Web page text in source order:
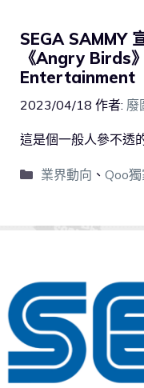
SEGA SAMMY
《Angry Birds
Entertainment
2023/04/18 作者: 廢
這是個一般人參不透
業界動向 、 Qoo獨